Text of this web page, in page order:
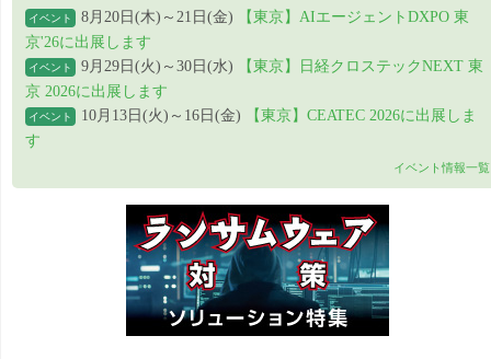
イベント 8月20日(木)～21日(金)
【東京】AIエージェントDXPO 東
京'26に出展します
イベント 9月29日(火)～30日(水)
【東京】日経クロステックNEXT 東
京 2026に出展します
イベント 10月13日(火)～16日(金)
【東京】CEATEC 2026に出展しま
す
イベント情報一覧